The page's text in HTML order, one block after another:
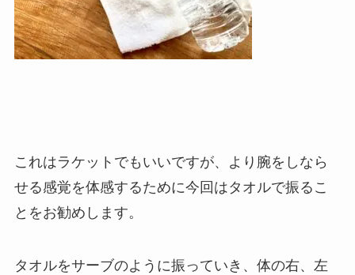
これはラケットでもいいですが、より腕をしなら
せる感覚を体感するために今回はタオルで振るこ
とをお勧めします。
タオルをサーブのように振っていき、体の右、左